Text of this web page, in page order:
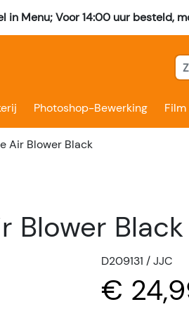
in Menu; Voor 14:00 uur besteld,
Photoshop-Bewerking
Air Blower Black
Blower Black
D209131 / JJC
€